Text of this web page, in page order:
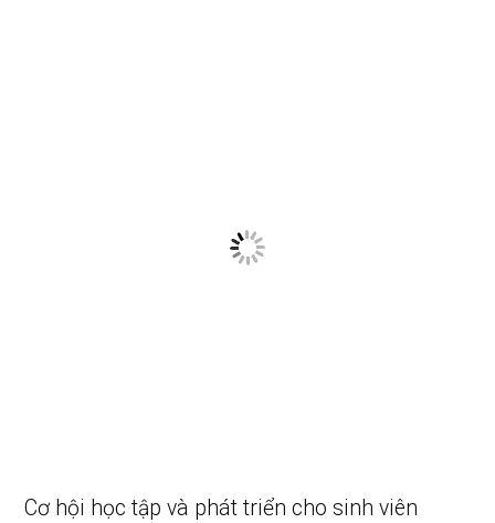
Cơ hội học tập và phát triển cho sinh viên